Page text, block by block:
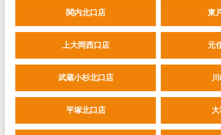
関内北口店 東
上大岡西口店 元
武蔵小杉北口店
平塚北口店